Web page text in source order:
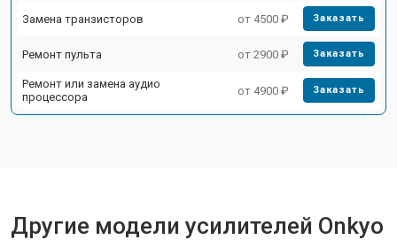
Замена транзисторов от 4500 ₽ Заказать
Ремонт пульта от 2900 ₽ Заказать
Ремонт или замена аудио
процессора
от 4900 ₽ Заказать
Другие модели усилителей Onkyo